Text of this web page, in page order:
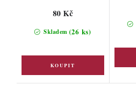
Skladem (26 ks)
80 Kč